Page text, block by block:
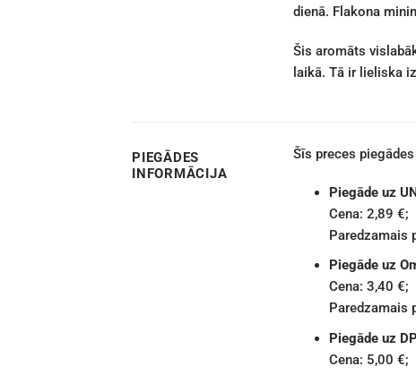
dienā. Flakona
Šis aromāts
laikā. Tā ir lieliska
PIEGĀDES
INFORMĀCIJA
Šīs preces
Piegāde uz
Cena: 2,89 €;
Paredzamais
Piegāde uz
Cena: 3,40 €;
Paredzamais
Piegāde uz
Cena: 5,00 €;